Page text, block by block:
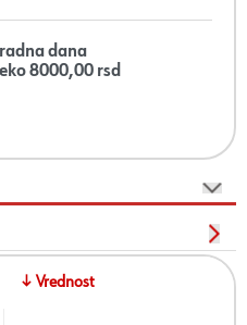
dana
8000,00 rsd
↓ Vrednost